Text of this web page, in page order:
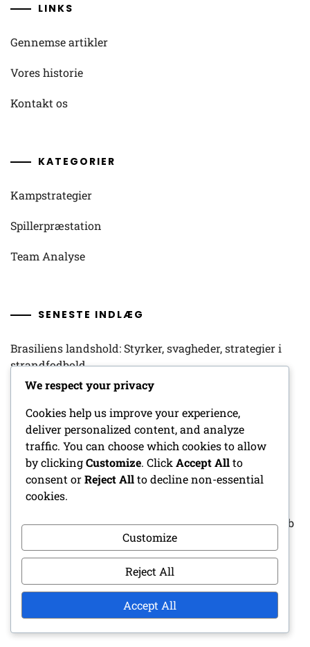
LINKS
Gennemse artikler
Vores historie
Kontakt os
KATEGORIER
Kampstrategier
Spillerpræstation
Team Analyse
SENESTE INDLÆG
Brasiliens landshold: Styrker, svagheder, strategier i
strandfodbold
Brug af teknologi i kampstrategier for FIFA
strandfodbold: Analyse, videoanalyse,
præstationssporing
Midtbanespillere i FIFA Beach Soccer
Verdensmesterskab 2024: Spilskabende færdigheder,
Defensiv bidrag, Kampstatistikker
Topscorere ved FIFA Beach Soccer Verdensmesterskab
2024: Scoringsmønstre, Kampindflydelse,
Spillerstatistikker
Spiller Rivaliseringer I FIFA Beach Soccer
Verdensmesterskab 2024: Historiske opgør,
Psykologiske faktorer, Præstationsanalyse
We respect your privacy
Cookies help us improve your experience,
deliver personalized content, and analyze
traffic. You can choose which cookies to allow
by clickingCustomize. Click Accept Allto
consent orReject Allto decline non-essential
cookies.
Customize
Reject All
Accept All